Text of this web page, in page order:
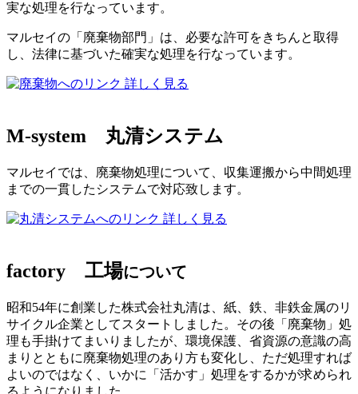
実な処理を行なっています。
マルセイの「廃棄物部門」は、必要な許可をきちんと取得
し、法律に基づいた確実な処理を行なっています。
詳しく見る
M-system 丸清システム
マルセイでは、廃棄物処理について、収集運搬から中間処理
までの一貫したシステムで対応致します。
詳しく見る
factory 工場について
昭和54年に創業した株式会社丸清は、紙、鉄、非鉄金属のリ
サイクル企業としてスタートしました。その後「廃棄物」処
理も手掛けてまいりましたが、環境保護、省資源の意識の高
まりとともに廃棄物処理のあり方も変化し、ただ処理すれば
よいのではなく、いかに「活かす」処理をするかが求められ
るようになりました。